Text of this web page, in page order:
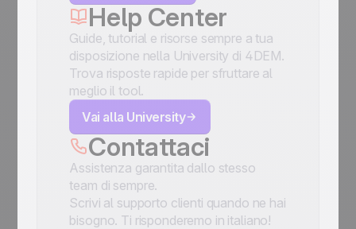
Help Center
Guide, tutorial e risorse sempre a tua
disposizione nella University di 4DEM.
Trova risposte rapide per sfruttare al
meglio il tool.
Vai alla University
Contattaci
Assistenza garantita dallo stesso
team di sempre.
Scrivi al supporto clienti quando ne hai
bisogno. Ti risponderemo in italiano!